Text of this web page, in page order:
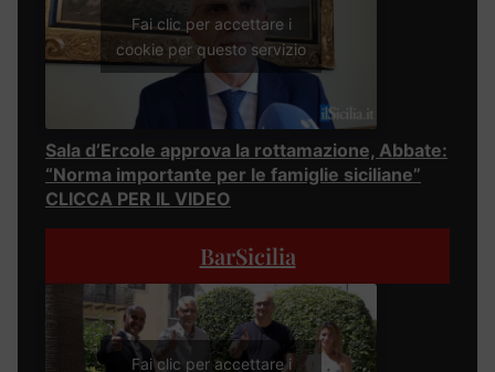
Fai clic per accettare i
cookie per questo servizio
Sala d’Ercole approva la rottamazione, Abbate:
“Norma importante per le famiglie siciliane”
CLICCA PER IL VIDEO
BarSicilia
Fai clic per accettare i